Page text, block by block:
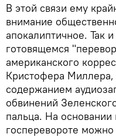
В этой связи ему
внимание
апокалиптичное. Так
готовящемся
американского
Кристофера Миллера,
содержанием
обвинений
пальца. На
госперевороте